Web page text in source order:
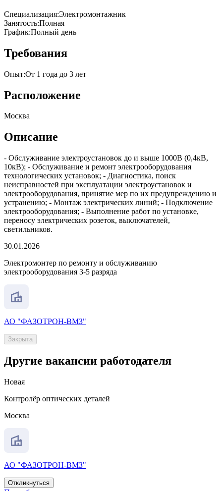
Специализация:Электромонтажник
Занятость:Полная
График:Полный день
Требования
Опыт:От 1 года до 3 лет
Расположение
Москва
Описание
- Обслуживание электроустановок до и выше 1000В (0,4кВ,
10кВ); - Обслуживание и ремонт электрооборудования
технологических установок; - Диагностика, поиск
неисправностей при эксплуатации электроустановок и
электрооборудования, принятие мер по их предупреждению и
устранению; - Монтаж электрических линий; - Подключение
электрооборудования; - Выполнение работ по установке,
переносу электрических розеток, выключателей,
светильников.
30.01.2026
Электромонтер по ремонту и обслуживанию
электрооборудования 3-5 разряда
АО "ФАЗОТРОН-ВМЗ"
Закрыта
Другие вакансии работодателя
Новая
Контролёр оптических деталей
Москва
АО "ФАЗОТРОН-ВМЗ"
Откликнуться